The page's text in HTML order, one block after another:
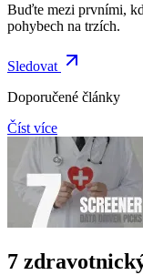
Buďte mezi prvními,
pohybech na trzích.
Sledovat
Doporučené články
Číst více
7